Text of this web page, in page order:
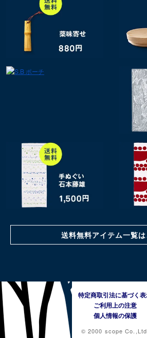
送料無料アイテム一覧
特定商取引法に基づく
ご利用上の注意
個人情報の保護
© 2000 scope